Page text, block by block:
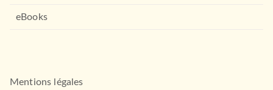
eBooks
Mentions légales